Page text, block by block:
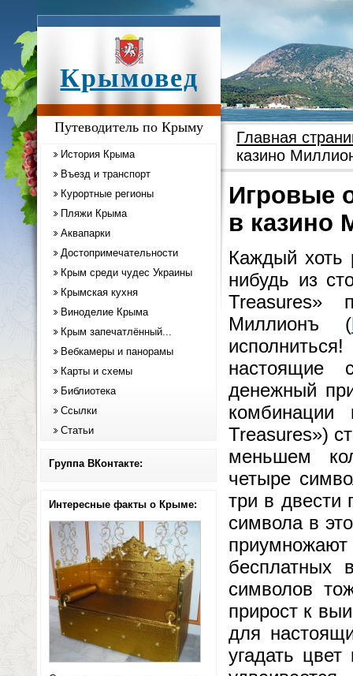
Крымовед
Путеводитель по Крыму
История Крыма
Въезд и транспорт
Курортные регионы
Пляжи Крыма
Аквапарки
Достопримечательности
Крым среди чудес Украины
Крымская кухня
Виноделие Крыма
Крым запечатлённый...
Вебкамеры и панорамы
Карты и схемы
Библиотека
Ссылки
Статьи
Группа ВКонтакте:
Интересные факты о Крыме:
Главная
казино
Игровые
в казино
Каждый хоть
нибудь из
Treasures»
Миллионъ (
настоящие
денежный
Treasures»)
меньшем
четыре
три в двести
символа в
бесплатных
символов
прирост к
для
угадать